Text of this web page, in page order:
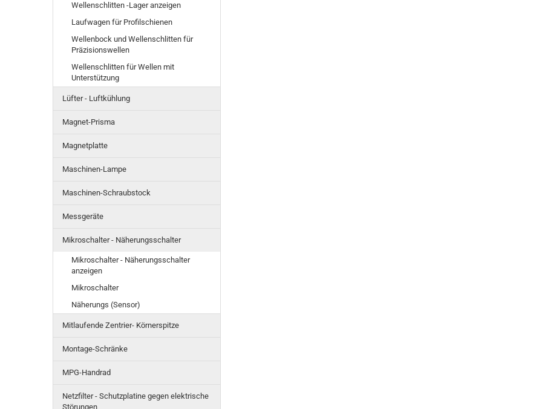
Wellenschlitten -Lager anzeigen
Laufwagen für Profilschienen
Wellenbock und Wellenschlitten für
Präzisionswellen
Wellenschlitten für Wellen mit
Unterstützung
Lüfter - Luftkühlung
Magnet-Prisma
Magnetplatte
Maschinen-Lampe
Maschinen-Schraubstock
Messgeräte
Mikroschalter - Näherungsschalter
Mikroschalter - Näherungsschalter
anzeigen
Mikroschalter
Näherungs (Sensor)
Mitlaufende Zentrier- Körnerspitze
Montage-Schränke
MPG-Handrad
Netzfilter - Schutzplatine gegen elektrische
Störungen